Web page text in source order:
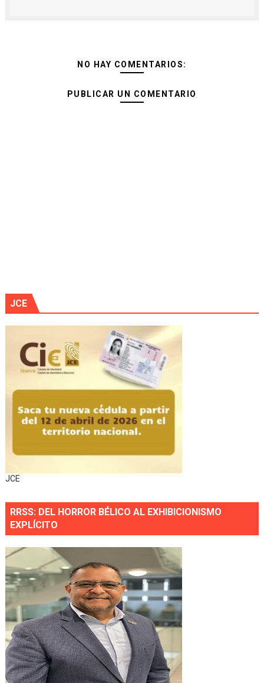
NO HAY COMENTARIOS:
PUBLICAR UN COMENTARIO
JCE
JCE
RRSS: DEL HORROR BÉLICO AL EXHIBICIONISMO
EXPLÍCITO